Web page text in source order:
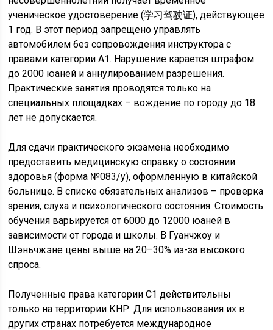
ученическое удостоверение (学习驾驶证), действующее
1 год. В этот период запрещено управлять
автомобилем без сопровождения инструктора с
правами категории A1. Нарушение карается штрафом
до 2000 юаней и аннулированием разрешения.
Практические занятия проводятся только на
специальных площадках – вождение по городу до 18
лет не допускается.
Для сдачи практического экзамена необходимо
предоставить медицинскую справку о состоянии
здоровья (форма №083/у), оформленную в китайской
больнице. В списке обязательных анализов – проверка
зрения, слуха и психологического состояния. Стоимость
обучения варьируется от 6000 до 12000 юаней в
зависимости от города и школы. В Гуанчжоу и
Шэньчжэне цены выше на 20–30% из-за высокого
спроса.
Полученные права категории C1 действительны
только на территории КНР. Для использования их в
других странах потребуется международное